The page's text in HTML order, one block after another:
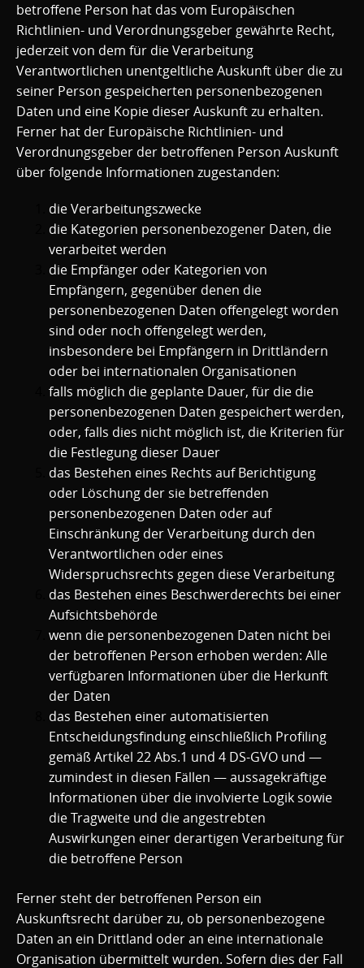
betroffene Person hat das vom Europäischen
Richtlinien- und Verordnungsgeber gewährte Recht,
jederzeit von dem für die Verarbeitung
Verantwortlichen unentgeltliche Auskunft über die zu
seiner Person gespeicherten personenbezogenen
Daten und eine Kopie dieser Auskunft zu erhalten.
Ferner hat der Europäische Richtlinien- und
Verordnungsgeber der betroffenen Person Auskunft
über folgende Informationen zugestanden:
die Verarbeitungszwecke
die Kategorien personenbezogener Daten, die
verarbeitet werden
die Empfänger oder Kategorien von
Empfängern, gegenüber denen die
personenbezogenen Daten offengelegt worden
sind oder noch offengelegt werden,
insbesondere bei Empfängern in Drittländern
oder bei internationalen Organisationen
falls möglich die geplante Dauer, für die die
personenbezogenen Daten gespeichert werden,
oder, falls dies nicht möglich ist, die Kriterien für
die Festlegung dieser Dauer
das Bestehen eines Rechts auf Berichtigung
oder Löschung der sie betreffenden
personenbezogenen Daten oder auf
Einschränkung der Verarbeitung durch den
Verantwortlichen oder eines
Widerspruchsrechts gegen diese Verarbeitung
das Bestehen eines Beschwerderechts bei einer
Aufsichtsbehörde
wenn die personenbezogenen Daten nicht bei
der betroffenen Person erhoben werden: Alle
verfügbaren Informationen über die Herkunft
der Daten
das Bestehen einer automatisierten
Entscheidungsfindung einschließlich Profiling
gemäß Artikel 22 Abs.1 und 4 DS-GVO und —
zumindest in diesen Fällen — aussagekräftige
Informationen über die involvierte Logik sowie
die Tragweite und die angestrebten
Auswirkungen einer derartigen Verarbeitung für
die betroffene Person
Ferner steht der betroffenen Person ein
Auskunftsrecht darüber zu, ob personenbezogene
Daten an ein Drittland oder an eine internationale
Organisation übermittelt wurden. Sofern dies der Fall